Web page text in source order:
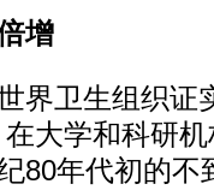
增
卫生组织证
大学和科研
80年代初的不